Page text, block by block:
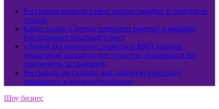
Россиянам назвали самые частые ошибки за шведским
столом
Какие полки в поезде превратят поездку в кошмар?
Рассказывает опытный турист
«Домой без паспорта»: юристы и МВД назвали
пошаговый алгоритм для туристов, оставшихся без
документов за границей
Россиянам рассказали, как длинную пересадку
превратить в мини-путешествие
Шоу бизнес